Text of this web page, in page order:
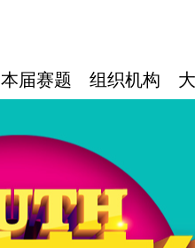
本届赛题 组织机构